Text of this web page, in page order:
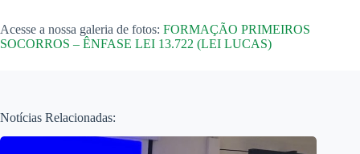
Acesse a nossa galeria de fotos: FORMAÇÃO PRIMEIROS
SOCORROS – ÊNFASE LEI 13.722 (LEI LUCAS)
Notícias Relacionadas: